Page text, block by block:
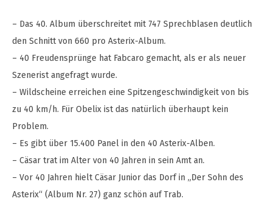
– Das 40. Album überschreitet mit 747 Sprechblasen deutlich
den Schnitt von 660 pro Asterix-Album.
– 40 Freudensprünge hat Fabcaro gemacht, als er als neuer
Szenerist angefragt wurde.
– Wildscheine erreichen eine Spitzengeschwindigkeit von bis
zu 40 km/h. Für Obelix ist das natürlich überhaupt kein
Problem.
– Es gibt über 15.400 Panel in den 40 Asterix-Alben.
– Cäsar trat im Alter von 40 Jahren in sein Amt an.
– Vor 40 Jahren hielt Cäsar Junior das Dorf in „Der Sohn des
Asterix“ (Album Nr. 27) ganz schön auf Trab.